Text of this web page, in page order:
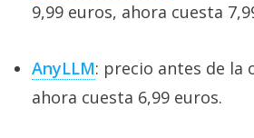
9,99 euros, ahora cuesta
AnyLLM: precio antes de la
ahora cuesta 6,99 euros.